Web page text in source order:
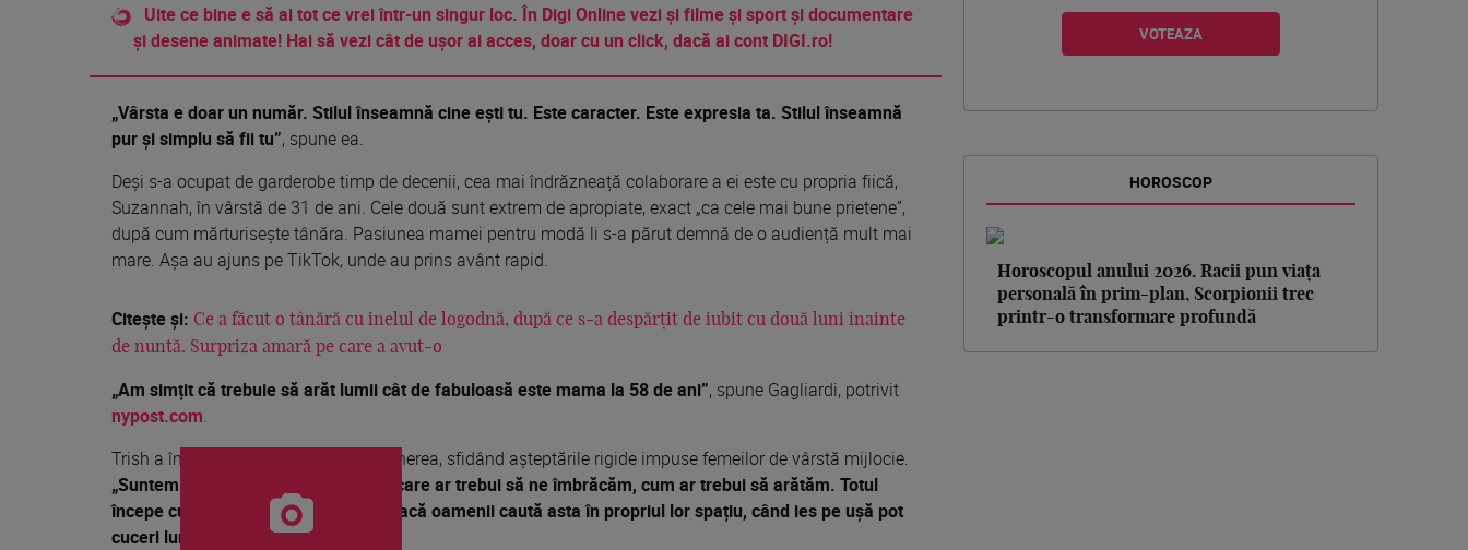
Uite ce bine e să ai tot ce vrei într-un singur loc. În Digi Online vezi și filme și sport și documentare
și desene animate! Hai să vezi cât de ușor ai acces, doar cu un click, dacă ai cont DIGI.ro!
„Vârsta e doar un număr. Stilul înseamnă cine ești tu. Este caracter. Este expresia ta. Stilul înseamnă
pur și simplu să fii tu”, spune ea.
Deși s-a ocupat de garderobe timp de decenii, cea mai îndrăzneață colaborare a ei este cu propria fiică,
Suzannah, în vârstă de 31 de ani. Cele două sunt extrem de apropiate, exact „ca cele mai bune prietene”,
după cum mărturisește tânăra. Pasiunea mamei pentru modă li s-a părut demnă de o audiență mult mai
mare. Așa au ajuns pe TikTok, unde au prins avânt rapid.
Citește și: Ce a făcut o tânără cu inelul de logodnă, după ce s-a despărțit de iubit cu două luni înainte
de nuntă. Surpriza amară pe care a avut-o
„Am simțit că trebuie să arăt lumii cât de fabuloasă este mama la 58 de ani”, spune Gagliardi, potrivit
nypost.com.
Trish a îmbrățișat cu entuziasm expunerea, sfidând așteptările rigide impuse femeilor de vârstă mijlocie.
„Suntem dictate în privința felului în care ar trebui să ne îmbrăcăm, cum ar trebui să arătăm. Totul
începe cu cine ești tu, cu adevărat. Dacă oamenii caută asta în propriul lor spațiu, când ies pe ușă pot
cuceri lumea”
, explică ea.
HOROSCOP
Horoscopul anului 2026. Racii pun viața
personală în prim-plan, Scorpionii trec
printr-o transformare profundă